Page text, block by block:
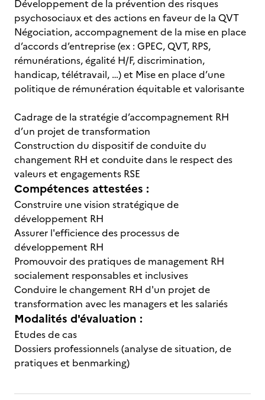
Développement de la prévention des risques
psychosociaux et des actions en faveur de la QVT
Négociation, accompagnement de la mise en place
d’accords d’entreprise (ex : GPEC, QVT, RPS,
rémunérations, égalité H/F, discrimination,
handicap, télétravail, …) et Mise en place d’une
politique de rémunération équitable et valorisante
Cadrage de la stratégie d’accompagnement RH
d’un projet de transformation
Construction du dispositif de conduite du
changement RH et conduite dans le respect des
valeurs et engagements RSE
Compétences attestées :
Construire une vision stratégique de
développement RH
Assurer l'efficience des processus de
développement RH
Promouvoir des pratiques de management RH
socialement responsables et inclusives
Conduire le changement RH d'un projet de
transformation avec les managers et les salariés
Modalités d'évaluation :
Etudes de cas
Dossiers professionnels (analyse de situation, de
pratiques et benmarking)